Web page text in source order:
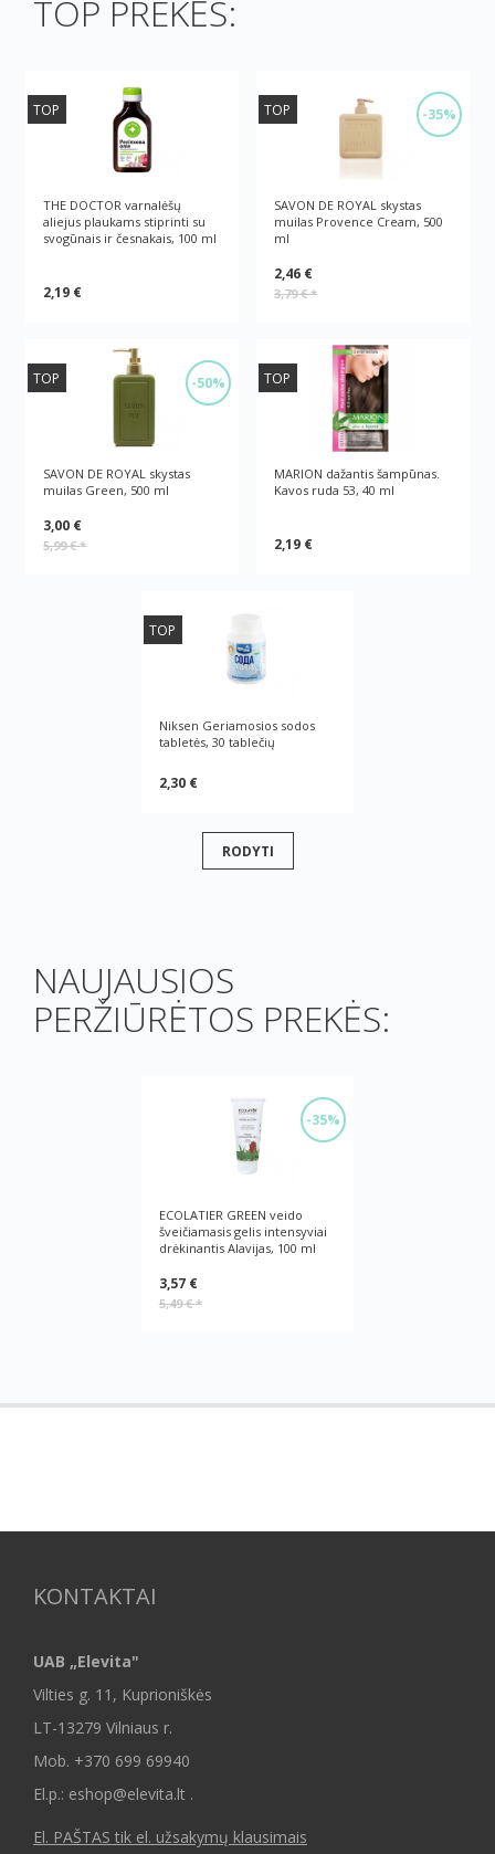
TOP PREKĖS:
TOP
THE DOCTOR varnalėšų
aliejus plaukams stiprinti su
svogūnais ir česnakais, 100 ml
2,19 €
-35%
TOP
SAVON DE ROYAL skystas
muilas Provence Cream, 500
ml
2,46 €
3,79 €*
-50%
TOP
SAVON DE ROYAL skystas
muilas Green, 500 ml
3,00 €
5,99 €*
TOP
MARION dažantis šampūnas.
Kavos ruda 53, 40 ml
2,19 €
TOP
Niksen Geriamosios sodos
tabletės, 30 tablečių
2,30 €
RODYTI
NAUJAUSIOS
PERŽIŪRĖTOS PREKĖS:
-35%
ECOLATIER GREEN veido
šveičiamasis gelis intensyviai
drėkinantis Alavijas, 100 ml
3,57 €
5,49 €*
KONTAKTAI
UAB „Elevita"
Vilties g. 11, Kuprioniškės
LT-13279 Vilniaus r.
Mob. +370 699 69940
El.p.: eshop@elevita.lt .
El. PAŠTAS tik el. užsakymų klausimais